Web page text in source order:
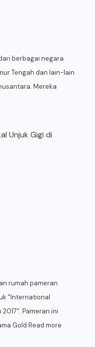
berbagai negara
Tengah dan lain-lain
Mereka
Unjuk Gigi di
rumah pameran
"International
Pameran ini
Gold Read more